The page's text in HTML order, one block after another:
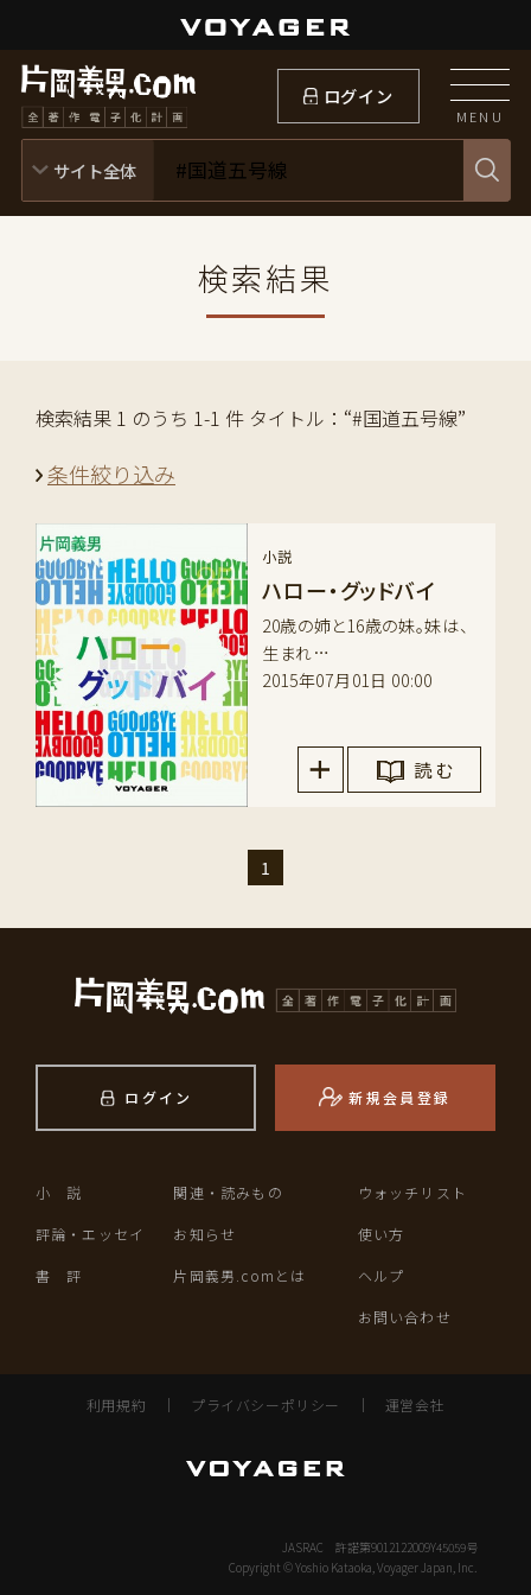
ログイン
MENU
検索結果
検索結果 1 のうち 1-1 件 タイトル：“#国道五号線”
条件絞り込み
小説
ハロー・グッドバイ
20歳の姉と16歳の妹。妹は、
生まれ…
2015年07月01日 00:00
読 む
1
ログイン 新規会員登録
小 説
評論・エッセイ
書 評
関連・読みもの
お知らせ
片岡義男.comとは
ウォッチリスト
使い方
ヘルプ
お問い合わせ
利用規約 ｜ プライバシーポリシー ｜ 運営会社
JASRAC 許諾第9012122009Y45059号
Copyright © Yoshio Kataoka, Voyager Japan, Inc.